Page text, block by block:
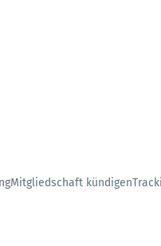
Mitgliedschaft kündigen